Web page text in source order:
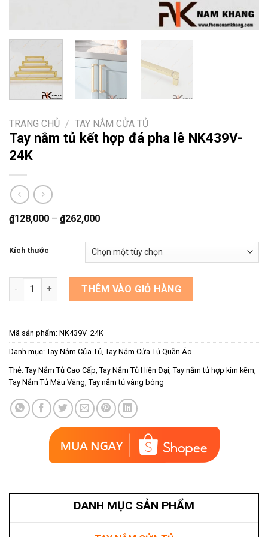
TRANG CHỦ / TAY NẮM CỬA TỦ
Tay nắm tủ kết hợp đá pha lê NK439V-
24K
₫128,000 – ₫262,000
Kích thước
Tay nắm tủ kết hợp đá pha lê NK439V-24K số lượng
THÊM VÀO GIỎ HÀNG
Mã sản phẩm: NK439V_24K
Danh mục: Tay Nắm Cửa Tủ Tay Nắm Cửa Tủ Quần Áo
Thẻ: Tay Nắm Tủ Cao Cấp Tay Nắm Tủ Hiện Đại Tay nắm tủ hợp kim kẽm
Tay Nắm Tủ Màu Vàng Tay nắm tủ vàng bóng
DANH MỤC SẢN PHẨM